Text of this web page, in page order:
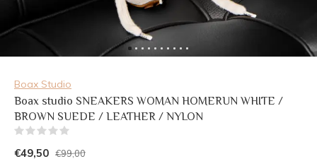
Boax Studio
Boax studio SNEAKERS WOMAN HOMERUN WHITE /
BROWN SUEDE / LEATHER / NYLON
€49,50 €99,00